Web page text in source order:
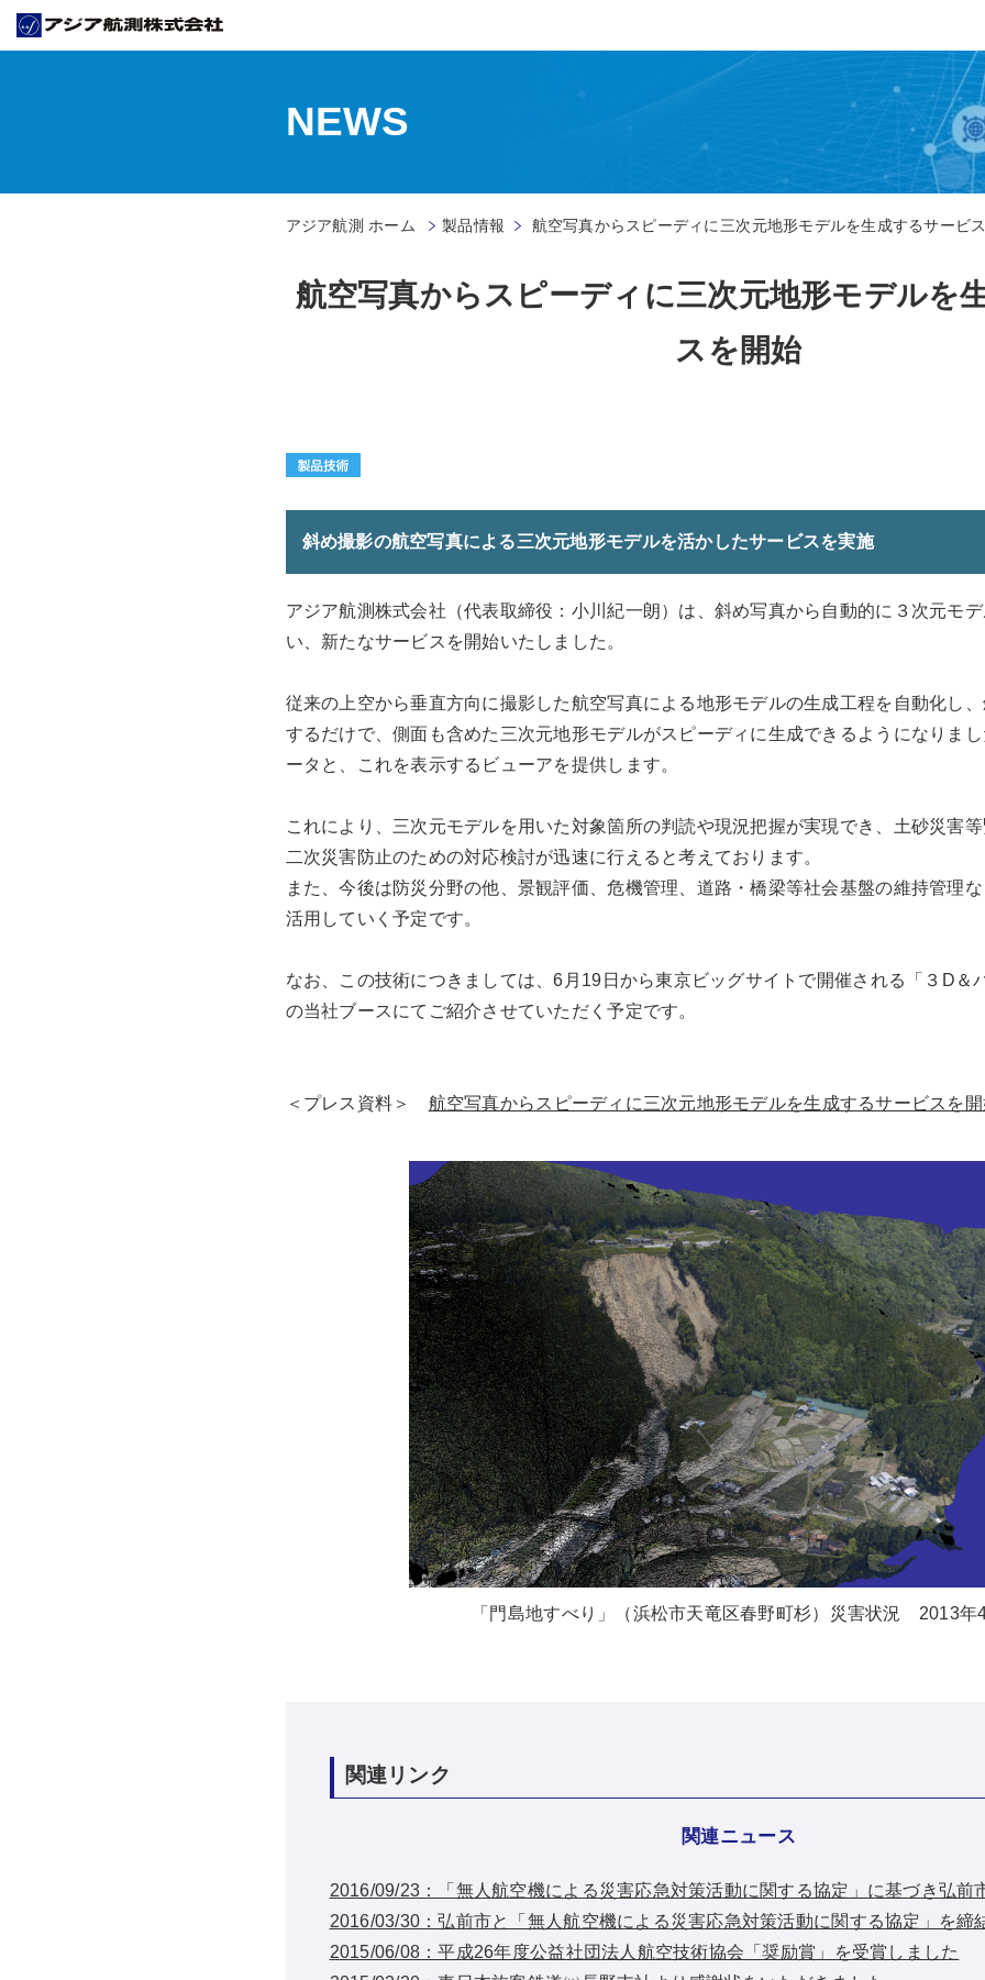
NEWS
アジア航測 ホーム 製品情報 航空写真からスピーディに 三次元地形モデルを生成するサービ
航空写真からスピーディに 三次元地形モデルを
スを開始
斜め撮影の航空写真による三次元地形モデルを活かしたサービスを実施
アジア航測株式会社（代表取締役：小川紀一朗）は、斜め写真から自動的に３次元モ
い、新たなサービスを開始いたしました。
従来の上空から垂直方向に撮影した航空写真による地形モデルの生成工程を自動化し
するだけで、側面も含めた三次元地形モデルがスピーディに生成できるようになりま
ータと、これを表示するビューアを提供します。
これにより、三次元モデルを用いた対象箇所の判読や現況把握が実現でき、土砂災害
二次災害防止のための対応検討が迅速に行えると考えております。
また、今後は防災分野の他、景観評価、危機管理、道路・橋梁等社会基盤の維持管理
活用していく予定です。
なお、この技術につきましては、6月19日から東京ビッグサイトで開催される「３D＆
の当社ブースにてご紹介させていただく予定です。
＜プレス資料＞ 航空写真からスピーディに三次元地形モデルを生成するサービスを
「門島地すべり」（浜松市天竜区春野町杉）災害状況 2013年
関連リンク
関連ニュース
2016/09/23：「無人航空機による災害応急対策活動に関する協定」に基づき弘前
2016/03/30：弘前市と「無人航空機による災害応急対策活動に関する協定」を締
2015/06/08：平成26年度公益社団法人航空技術協会「奨励賞」を受賞しました